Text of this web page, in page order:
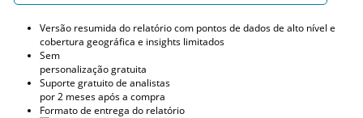
Versão resumida do relatório com pontos de dados de alto nível e
cobertura geográfica e insights limitados
Sem
personalização gratuita
Suporte gratuito de analistas
por 2 meses após a compra
Formato de entrega do relatório